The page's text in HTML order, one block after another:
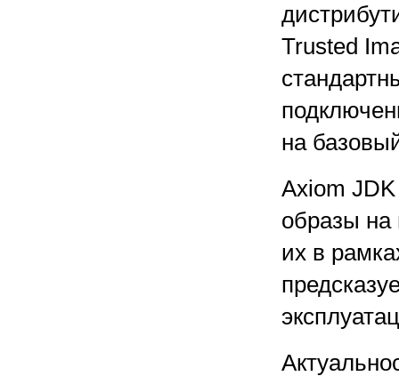
Trusted
на
Axiom
образы на
их в